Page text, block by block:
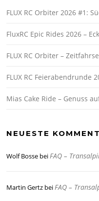
FLUX RC Orbiter 2026 #1:
FluxRC Epic Rides 2026 –
FLUX RC Orbiter –
FLUX RC Feierabendrunde
Mias Cake Ride – Genuss
NEUESTE
Wolf Bosse beiFAQ –
Martin Gertz beiFAQ –